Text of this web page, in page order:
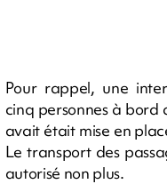
Pour rappel, une
cinq personnes à bord
avait était mise en
Le transport des
autorisé non plus.